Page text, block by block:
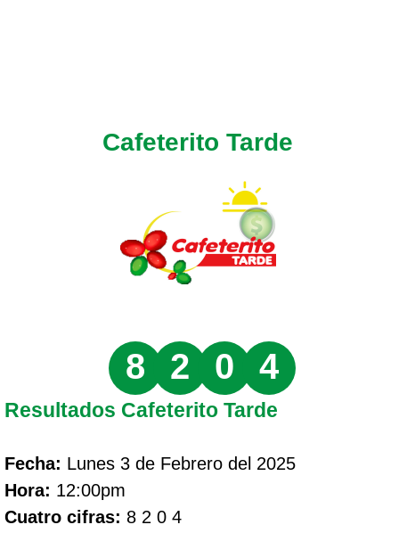
Cafeterito Tarde
8 2 0 4
Resultados Cafeterito Tarde
Fecha: Lunes 3 de Febrero del 2025
Hora: 12:00pm
Cuatro cifras: 8 2 0 4